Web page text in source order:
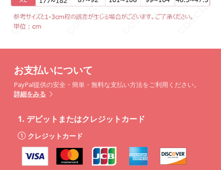
お支払いについて
PayPal提供の安全・簡単・無料な支払い方法をご利用ください。
詳細をみる
1. デビットまたはクレジットカード
クレジットカード